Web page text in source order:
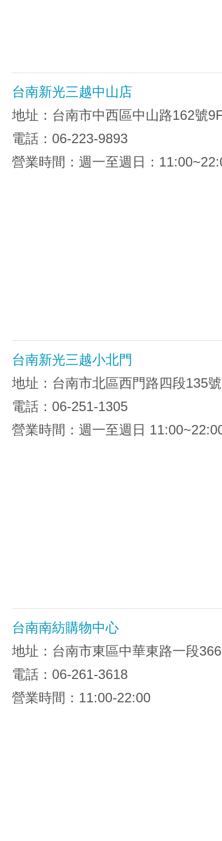
台南新光三越中山店
地址：台南市中西區中山路162號
電話：06-223-9893
營業時間：週一至週日：
台南新光三越小北門
地址：台南市北區西門路四段135
電話：06-251-1305
營業時間：週一至週日
台南南紡購物中心
地址：台南市東區中華東路一段
電話：06-261-3618
營業時間：11:00-22:00